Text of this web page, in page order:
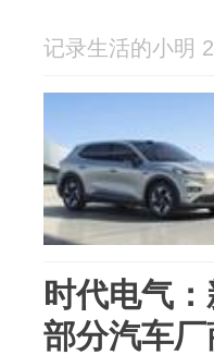
记录生活的小明
时代电气
部分汽车